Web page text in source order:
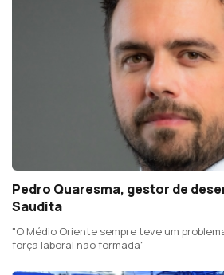
Pedro Quaresma, gestor de
Saudita
"O Médio Oriente sempre teve um
força laboral não formada"